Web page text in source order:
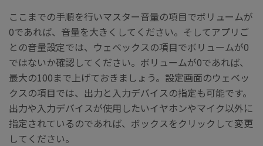
ここまでの手順を行いマスター音量の項目でボリュームが
0であれば、音量を大きくしてください。そしてアプリご
との音量設定では、ウェベックスの項目でボリュームが0
ではないか確認してください。ボリュームが0であれば、
最大の100まで上げておきましょう。設定画面のウェベッ
クスの項目では、出力と入力デバイスの指定も可能です。
出力や入力デバイスが使用したいイヤホンやマイク以外に
指定されているのであれば、ボックスをクリックして変更
してください。